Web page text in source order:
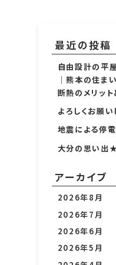
最近の投稿
自由設計の平
｜熊本の住ま
断熱のメリット
よろしくお願い
地震による停
大分の思い出
アーカイブ
2026年8月
2026年7月
2026年6月
2026年5月